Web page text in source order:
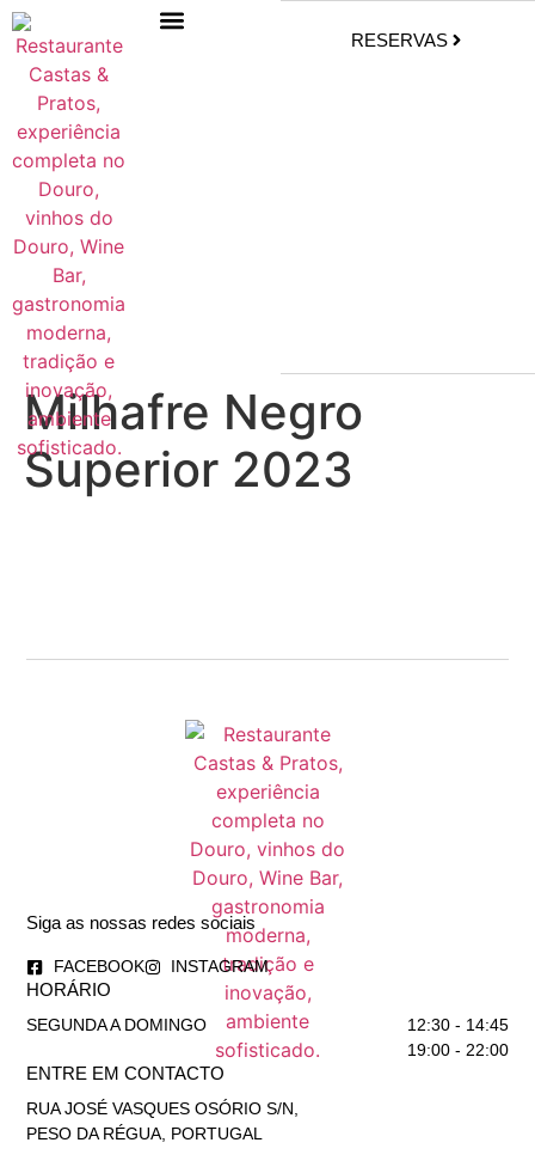
RESERVAS
Milhafre Negro
Superior 2023
Siga as nossas redes sociais
FACEBOOK INSTAGRAM
HORÁRIO
SEGUNDA A DOMINGO
12:30 - 14:45
19:00 - 22:00
ENTRE EM CONTACTO
RUA JOSÉ VASQUES OSÓRIO S/N,
PESO DA RÉGUA, PORTUGAL